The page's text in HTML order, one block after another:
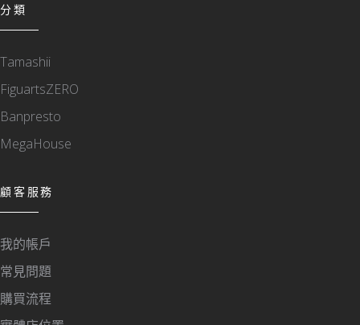
分類
Tamashii
FiguartsZERO
Banpresto
MegaHouse
顧客服務
我的帳戶
常見問題
購買流程